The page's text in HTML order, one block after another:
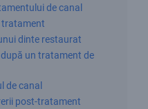
de canal
tratament
dinte restaurat
un tratament de
de canal
post-tratament